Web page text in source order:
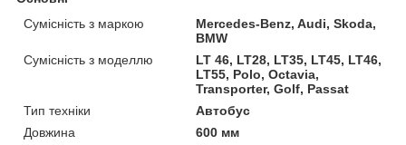
Сумісність з маркою
Mercedes-Benz, Audi, Skoda,
BMW
Сумісність з моделлю
LT 46, LT28, LT35, LT45, LT46,
LT55, Polo, Octavia,
Transporter, Golf, Passat
Тип техніки
Автобус
Довжина
600 мм